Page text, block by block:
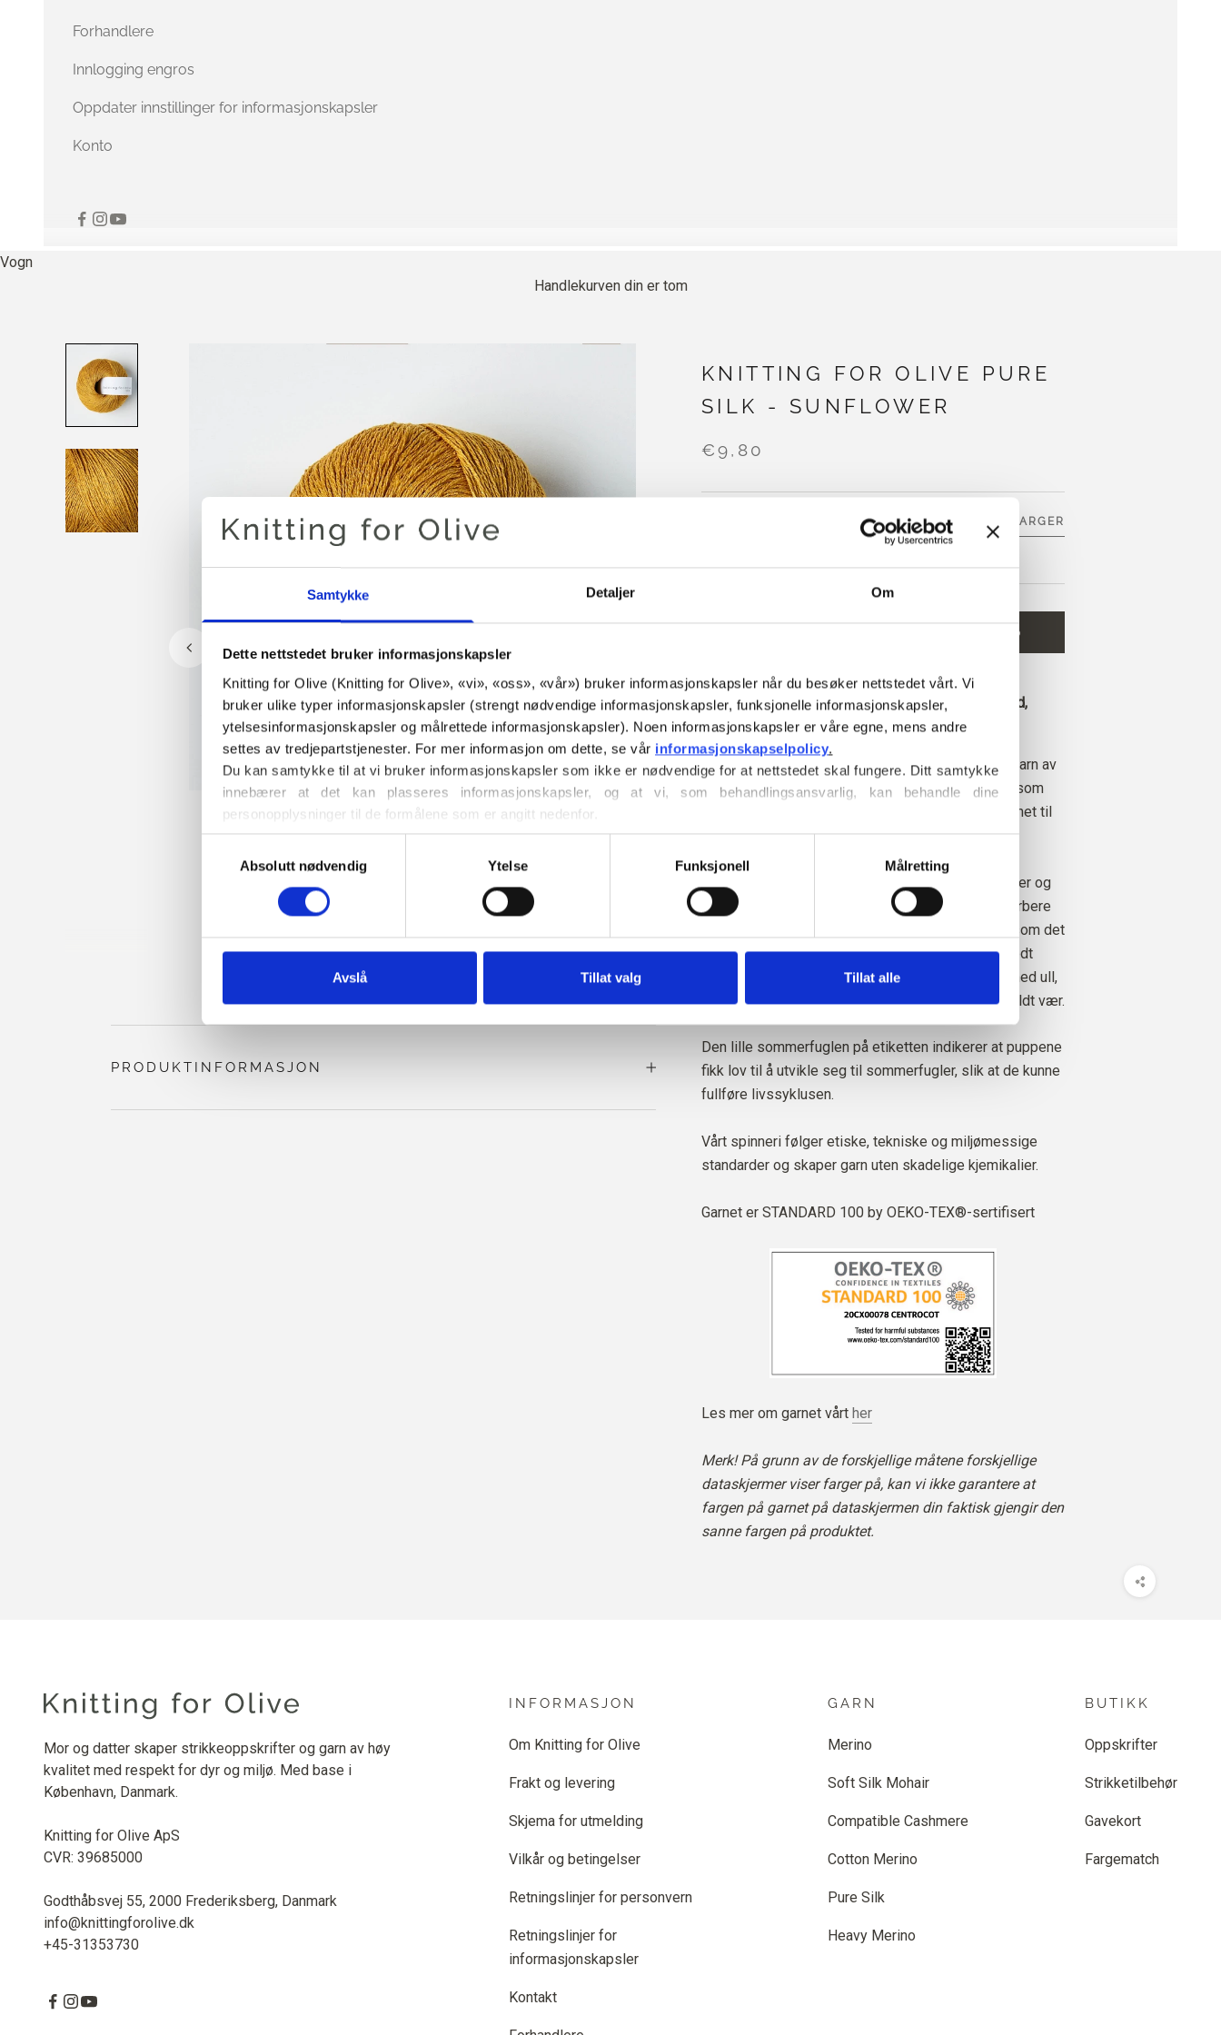
Samtykke Detaljer Om
Dette nettstedet bruker informasjonskapsler
Knitting for Olive (Knitting for Olive», «vi», «oss», «vår») bruker informasjonskapsler når du besøker nettstedet vårt. Vi
bruker ulike typer informasjonskapsler (strengt nødvendige informasjonskapsler, funksjonelle informasjonskapsler,
ytelsesinformasjonskapsler og målrettede informasjonskapsler). Noen informasjonskapsler er våre egne, mens andre
settes av tredjepartstjenester. For mer informasjon om dette, se vår informasjonskapselpolicy.
Du kan samtykke til at vi bruker informasjonskapsler som ikke er nødvendige for at nettstedet skal fungere. Ditt samtykke
innebærer at det kan plasseres informasjonskapsler, og at vi, som behandlingsansvarlig, kan behandle dine
personopplysninger til de formålene som er angitt nedenfor.
Du kan når som helst endre eller trekke tilbake ditt samtykke via vår retningslinjer for informasjonskapsler, hvor du
også finner informasjon om hvordan du blokkerer og sletter informasjonskapsler.
Absolutt nødvendig Ytelse Funksjonell Målretting
Avslå Tillat valg Tillat alle
Forhandlere
Innlogging engros
Oppdater innstillinger for informasjonskapsler
Konto
Vogn
Handlekurven din er tom
KNITTING FOR OLIVE PURE
SILK - SUNFLOWER
€9,80
SE 43 ANDRE FARGER
€9,80
Bruk€100,0mer og få gratis frakt innen EU!
Bestillinger som legges inn før kl. 13.00 norsk tid,
sendes samme dag
Knitting for Olive Pure Silk er et mykt, eksklusivt garn av
ren bourettesilke (råsilke) produsert av silkefibre som
samles inn fra kokonger etter at puppene har modnet til
møll og sluppet ut.
Silke har omfattende varmeregulerende egenskaper og
kan derfor brukes i plagg hele året. Silke kan absorbere
opptil 30 % av sin egen vekt i fuktighet, samtidig som det
føles tørt mot huden, noe som gjør det spesielt godt
egnet til sommerbruk. Samtidig har silke, i likhet med ull,
isolerende egenskaper som holder på varmen i kaldt vær.
Den lille sommerfuglen på etiketten indikerer at puppene
fikk lov til å utvikle seg til sommerfugler, slik at de kunne
fullføre livssyklusen.
Vårt spinneri følger etiske, tekniske og miljømessige
standarder og skaper garn uten skadelige kjemikalier.
Garnet er STANDARD 100 by OEKO-TEX®-sertifisert
Les mer om garnet vårt her
Merk! På grunn av de forskjellige måtene forskjellige
dataskjermer viser farger på, kan vi ikke garantere at
fargen på garnet på dataskjermen din faktisk gjengir den
sanne fargen på produktet.
PRODUKTINFORMASJON
Mor og datter skaper strikkeoppskrifter og garn av høy
kvalitet med respekt for dyr og miljø. Med base i
København, Danmark.
Knitting for Olive ApS
CVR: 39685000
Godthåbsvej 55, 2000 Frederiksberg, Danmark
info@knittingforolive.dk
+45-31353730
INFORMASJON
Om Knitting for Olive
Frakt og levering
Skjema for utmelding
Vilkår og betingelser
Retningslinjer for personvern
Retningslinjer for
informasjonskapsler
Kontakt
GARN
Merino
Soft Silk Mohair
Compatible Cashmere
Cotton Merino
Pure Silk
Heavy Merino
BUTIKK
Oppskrifter
Strikketilbehør
Gavekort
Fargematch